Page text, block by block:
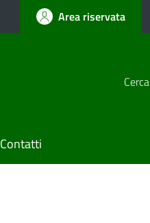
Area riservata
Cerca
Contatti